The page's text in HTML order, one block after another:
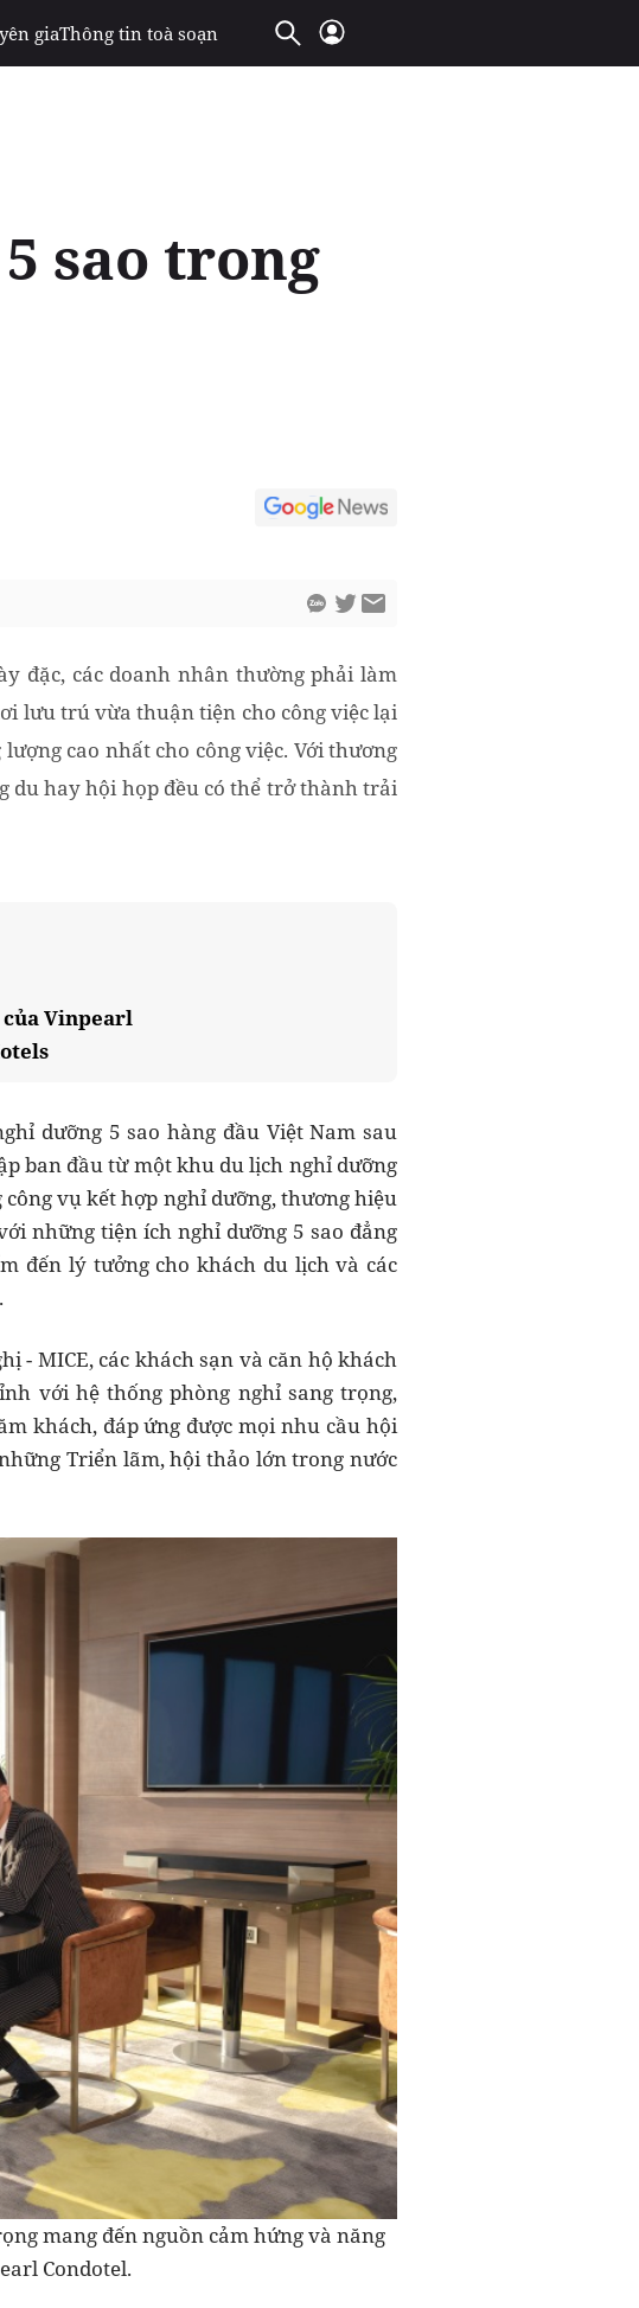
giaThông tin toà soạn
sao trong
đặc, các doanh nhân thường phải làm
lưu trú vừa thuận tiện cho công việc lại
cao nhất cho công việc. Với thương
du hay hội họp đều có thể trở thành trải
của Vinpearl
dưỡng 5 sao hàng đầu Việt Nam sau
ban đầu từ một khu du lịch nghỉ dưỡng
vụ kết hợp nghỉ dưỡng, thương hiệu
những tiện ích nghỉ dưỡng 5 sao đẳng
đến lý tưởng cho khách du lịch và các
- MICE, các khách sạn và căn hộ khách
với hệ thống phòng nghỉ sang trọng,
khách, đáp ứng được mọi nhu cầu hội
Triển lãm, hội thảo lớn trong nước
mang đến nguồn cảm hứng và năng
Condotel.